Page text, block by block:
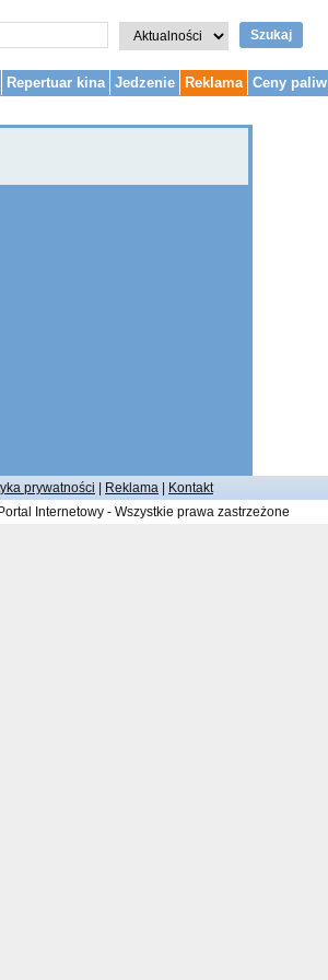
Szukaj
Repertuar kina Jedzenie Reklama Ceny paliw
prywatności Reklama
Kontakt
Internetowy - Wszystkie prawa zastrzeżone